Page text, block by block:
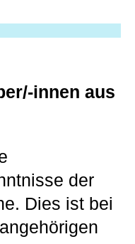
innen aus
der
Dies ist bei